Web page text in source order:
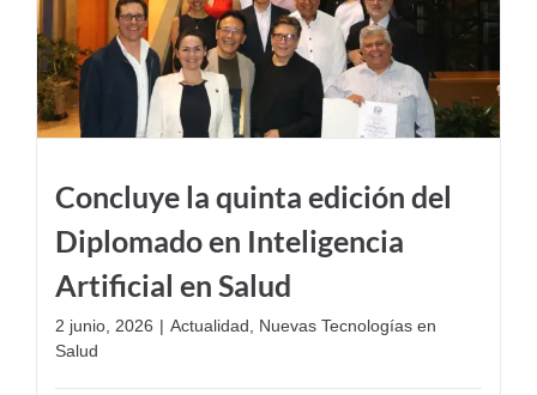
Concluye la quinta edición del
Diplomado en Inteligencia
Artificial en Salud
2 junio, 2026 | Actualidad
Nuevas Tecnologías en
Salud